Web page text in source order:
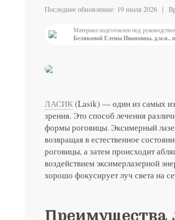
Последнее обновление: 19 июля 2026
Материал подготовлен под
Беликовой Елены Ивановны, д.м.н.,
ЛАСИК(Lasik) — один из самых
зрения. Это способ лечения
формы роговицы. Эксимерный
возвращая в естественное
роговицы, а затем происходит
воздействием эксимерлазерной
хорошо фокусирует луч света на
Преимущества
Специальная
японским